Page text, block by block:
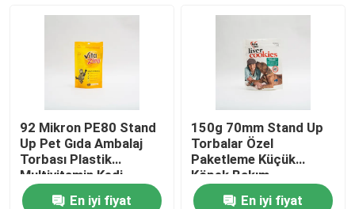
92 Mikron PE80 Stand
Up Pet Gıda Ambalaj
Torbası Plastik
Multivitamin Kedi
Maması Paketi
En iyi fiyat
150g 70mm Stand Up
Torbalar Özel
Paketleme Küçük
Köpek Bakım
Paketleme Torbaları
En iyi fiyat